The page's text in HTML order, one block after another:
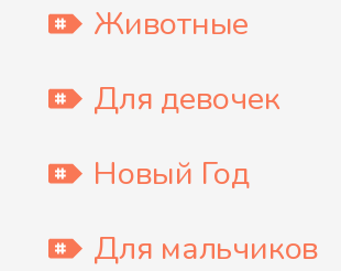
Животные
Для девочек
Новый Год
Для мальчиков